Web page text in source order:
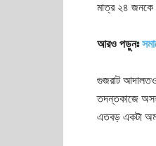
মাত্র ২৪ জনকে
আরও পড়ুনঃ
গুজরাট আদালতও
তদন্তকাজে
এতবড় একটা